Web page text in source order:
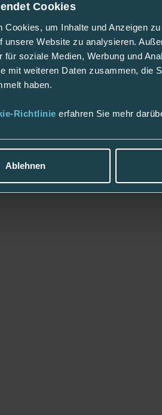
Cookies
Cookies, um Inhalte und Anzeigen
unsere Website zu analysieren.
für soziale Medien, Werbung und
mit weiteren Daten zusammen, die
haben.
Richtlinie erfahren Sie mehr
Ablehnen